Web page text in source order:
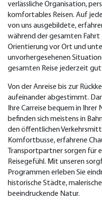
verlässliche Organisation,
komfortables Reisen. Auf
von uns ausgebildete,
während der gesamten
Orientierung vor Ort und
unvorhergesehenen
gesamten Reise jederzeit
Von der Anreise bis zur
aufeinander abgestimmt.
Ihre Carreise bequem in Ihrer
befinden sich meistens in
den öffentlichen
Komfortbusse, erfahrene
Transportpartner sorgen für
Reisegefühl. Mit unseren
Programmen erleben Sie
historische Städte,
beeindruckende Natur.